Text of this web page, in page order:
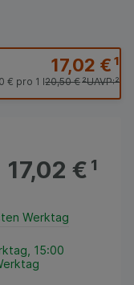
17,02 €¹
UAVP:²
20,50 €²
€ pro 1 l
17,02 €¹
Werktag
15:00